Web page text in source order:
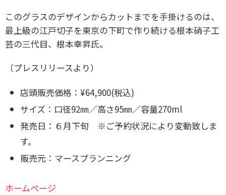
このグラスのデザインからカットまでを手掛けるのは、
最上級の江戸切子を東京の下町で作り続ける根本硝子工
芸の三代目、根本幸昇氏。
（プレスリリースより）
店頭販売価格：¥64,900(税込)
サイズ：口径92㎜／高さ95㎜／容量270ml
発売日：６月下旬 ※ご予約状況により変動致しま
す。
販売元：マースプランニング
ホームページ